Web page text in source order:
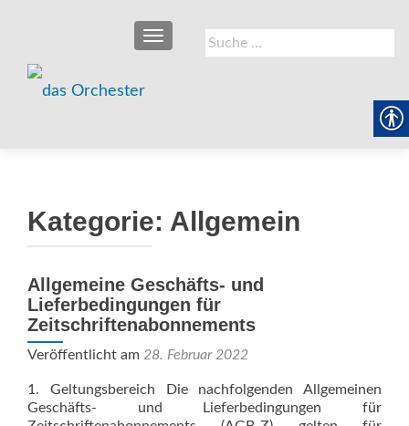
Suche
nach:
SCHALTE NAVIGATION
Kategorie: Allgemein
Allgemeine Geschäfts- und
Lieferbedingungen für
Zeitschriftenabonnements
Veröffentlicht am 28. Februar 2022
1. Geltungsbereich Die nachfolgenden Allgemeinen
Geschäfts- und Lieferbedingungen für